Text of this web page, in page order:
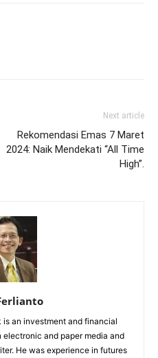
Next article
Rekomendasi Emas 7 Maret
2024: Naik Mendekati “All Time
High”.
is an investment and financial
and paper media and
He was experience in futures